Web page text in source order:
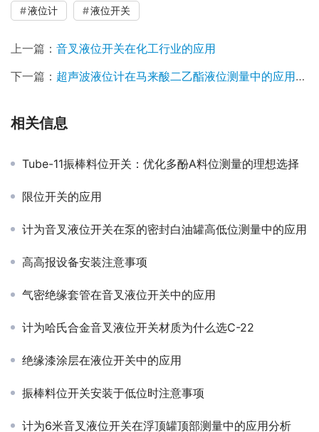
液位计 液位开关
上一篇： 音叉液位开关在化工行业的应用
下一篇： 超声波液位计在马来酸二乙酯液位测量中的应用与优势
相关信息
Tube-11振棒料位开关：优化多酚A料位测量的理想选择
限位开关的应用
计为音叉液位开关在泵的密封白油罐高低位测量中的应用
高高报设备安装注意事项
气密绝缘套管在音叉液位开关中的应用
计为哈氏合金音叉液位开关材质为什么选C-22
绝缘漆涂层在液位开关中的应用
振棒料位开关安装于低位时注意事项
计为6米音叉液位开关在浮顶罐顶部测量中的应用分析